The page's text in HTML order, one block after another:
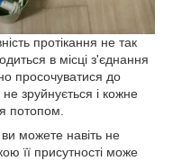
протікання не так
в місці з'єднання
просочуватися до
зруйнується і кожне
потопом.
можете навіть не
її присутності може